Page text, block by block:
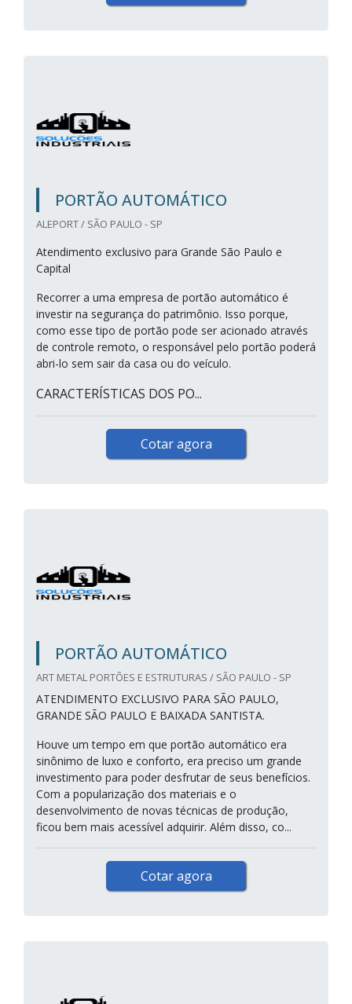
PORTÃO AUTOMÁTICO
ALEPORT / SÃO PAULO - SP
Atendimento exclusivo para Grande São Paulo e
Capital
Recorrer a uma empresa de portão automático é
investir na segurança do patrimônio. Isso porque,
como esse tipo de portão pode ser acionado através
de controle remoto, o responsável pelo portão poderá
abri-lo sem sair da casa ou do veículo.
CARACTERÍSTICAS DOS PO...
Cotar agora
PORTÃO AUTOMÁTICO
ART METAL PORTÕES E ESTRUTURAS / SÃO PAULO - SP
ATENDIMENTO EXCLUSIVO PARA SÃO PAULO,
GRANDE SÃO PAULO E BAIXADA SANTISTA.
Houve um tempo em que portão automático era
sinônimo de luxo e conforto, era preciso um grande
investimento para poder desfrutar de seus benefícios.
Com a popularização dos materiais e o
desenvolvimento de novas técnicas de produção,
ficou bem mais acessível adquirir. Além disso, co...
Cotar agora